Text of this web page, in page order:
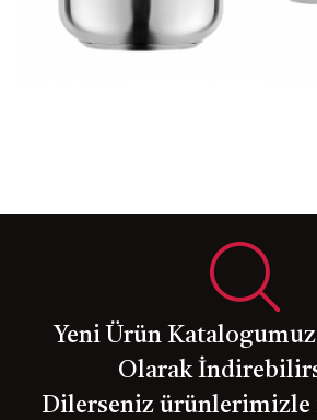
Yeni Ürün Katalogumuz
Olarak
Dilerseniz ürünlerimizle